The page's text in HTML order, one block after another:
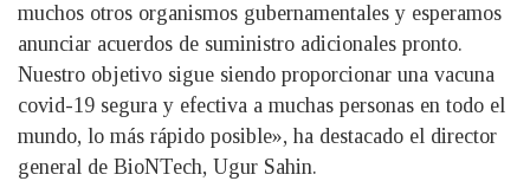
muchos otros organismos gubernamentales y esperamos
anunciar acuerdos de suministro adicionales pronto.
Nuestro objetivo sigue siendo proporcionar una vacuna
covid-19 segura y efectiva a muchas personas en todo el
mundo, lo más rápido posible», ha destacado el director
general de BioNTech, Ugur Sahin.